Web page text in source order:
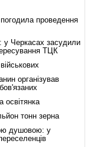
проведення
у Черкасах засудили
ТЦК
організував
освітянка
тонн зерна
душовою: у